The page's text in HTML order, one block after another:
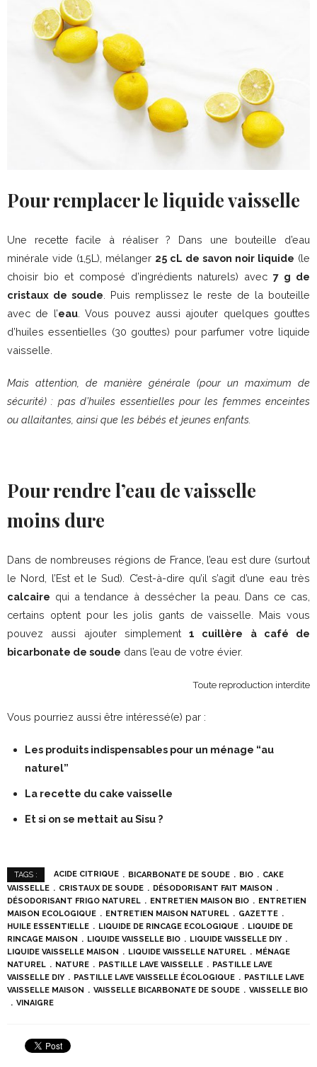
Pour remplacer le liquide vaisselle
Une recette facile à réaliser ? Dans une bouteille d’eau
minérale vide (1,5L), mélanger 25 cL de savon noir liquide (le
choisir bio et composé d’ingrédients naturels) avec7 g de
cristaux de soude . Puis remplissez le reste de la bouteille
avec de l’eau. Vous pouvez aussi ajouter quelques gouttes
d’huiles essentielles (30 gouttes) pour parfumer votre liquide
vaisselle.
Mais attention, de manière générale (pour un maximum de
sécurité) : pas d’huiles essentielles pour les femmes enceintes
ou allaitantes, ainsi que les bébés et jeunes enfants.
Pour rendre l’eau de vaisselle
moins dure
Dans de nombreuses régions de France, l’eau est dure (surtout
le Nord, l’Est et le Sud). C’est-à-dire qu’il s’agit d’une eau très
calcaire qui a tendance à dessécher la peau. Dans ce cas,
certains optent pour les jolis gants de vaisselle. Mais vous
pouvez aussi ajouter simplement 1 cuillère à café de
bicarbonate de soude dans l’eau de votre évier.
Toute reproduction interdite
Vous pourriez aussi être intéressé(e) par :
Les produits indispensables pour un ménage “au
naturel”
La recette du cake vaisselle
Et si on se mettait au Sisu ?
TAGS : ACIDE CITRIQUE BICARBONATE DE SOUDE BIO
CAKE
VAISSELLE
CRISTAUX DE SOUDE
DÉSODORISANT FAIT MAISON
DÉSODORISANT FRIGO NATUREL
ENTRETIEN MAISON BIO
ENTRETIEN
MAISON ECOLOGIQUE
ENTRETIEN MAISON NATUREL
GAZETTE
HUILE ESSENTIELLE
LIQUIDE DE RINCAGE ECOLOGIQUE
LIQUIDE DE
RINCAGE MAISON
LIQUIDE VAISSELLE BIO
LIQUIDE VAISSELLE DIY
LIQUIDE VAISSELLE MAISON
LIQUIDE VAISSELLE NATUREL
MÉNAGE
NATUREL
NATURE PASTILLE LAVE VAISSELLE
PASTILLE LAVE
VAISSELLE DIY
PASTILLE LAVE VAISSELLE ÉCOLOGIQUE
PASTILLE LAVE
VAISSELLE MAISON
VAISSELLE BICARBONATE DE SOUDE
VAISSELLE BIO
VINAIGRE